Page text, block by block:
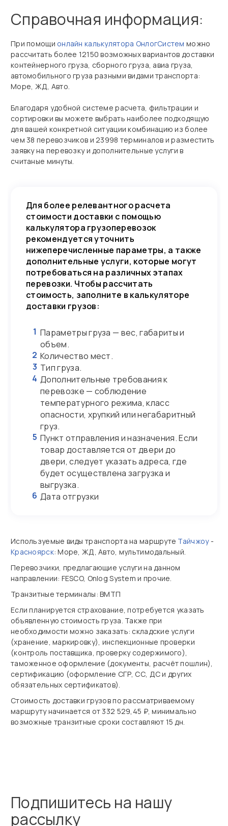
Справочная информация:
При помощи онлайн калькулятора ОнлогСистем можно
рассчитать более 12150 возможных вариантов доставки
контейнерного груза, сборного груза, авиа груза,
автомобильного груза разными видами транспорта:
Море, ЖД, Авто.
Благодаря удобной системе расчета, фильтрации и
сортировки вы можете выбрать наиболее подходящую
для вашей конкретной ситуации комбинацию из более
чем 38 перевозчиков и 23998 терминалов и разместить
заявку на перевозку и дополнительные услуги в
считаные минуты.
Для более релевантного расчета
стоимости доставки с помощью
калькулятора грузоперевозок
рекомендуется уточнить
нижеперечисленные параметры, а также
дополнительные услуги, которые могут
потребоваться на различных этапах
перевозки. Чтобы рассчитать
стоимость, заполните в калькуляторе
доставки грузов:
1 Параметры груза — вес, габариты и
объем.
2 Количество мест.
3 Тип груза.
4 Дополнительные требования к
перевозке — соблюдение
температурного режима, класс
опасности, хрупкий или негабаритный
груз.
5 Пункт отправления и назначения. Если
товар доставляется от двери до
двери, следует указать адреса, где
будет осуществлена загрузка и
выгрузка.
6 Дата отгрузки
Используемые виды транспорта на маршруте Тайчжоу-
Красноярск: Море, ЖД, Авто, мультимодальный.
Перевозчики, предлагающие услуги на данном
направлении: FESCO, Onlog System и прочие.
Транзитные терминалы: ВМТП
Если планируется страхование, потребуется указать
объявленную стоимость груза. Также при
необходимости можно заказать: складские услуги
(хранение, маркировку), инспекционные проверки
(контроль поставщика, проверку содержимого),
таможенное оформление (документы, расчёт пошлин),
сертификацию (оформление СГР, СС, ДС и других
обязательных сертификатов).
Стоимость доставки грузов по рассматриваемому
маршруту начинается от 332 529,45 ₽, минимально
возможные транзитные сроки составляют 15 дн.
Подпишитесь на нашу
рассылку